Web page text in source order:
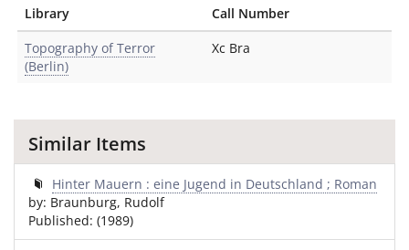
Library
Call Number
Topography of Terror
(Berlin)
Xc Bra
Similar Items
Hinter Mauern : eine Jugend in Deutschland ; Roman
by: Braunburg, Rudolf
Published: (1989)